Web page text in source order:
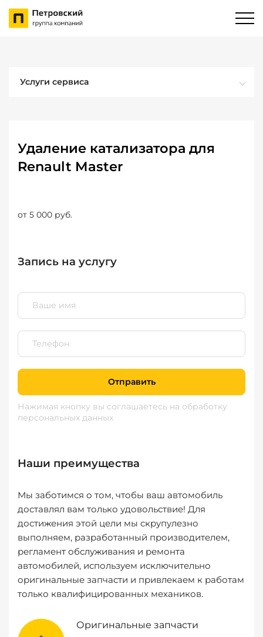
Услуги сервиса
Удаление катализатора для
Renault Master
от 5 000 руб.
Запись на услугу
Отправить
Нажимая кнопку вы соглашаетесь на обработку
персональных данных
Наши преимущества
Мы заботимся о том, чтобы ваш автомобиль
доставлял вам только удовольствие! Для
достижения этой цели мы скрупулезно
выполняем, разработанный производителем,
регламент обслуживания и ремонта
автомобилей, используем исключительно
оригинальные запчасти и привлекаем к работам
только квалифицированных механиков.
Оригинальные запчасти